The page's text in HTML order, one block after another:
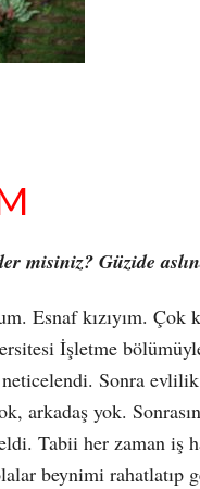
misiniz? Güzide
Esnaf kızıyım. Çok
İşletme
Sonra
arkadaş yok.
Tabii her zaman iş
beynimi rahatlatıp